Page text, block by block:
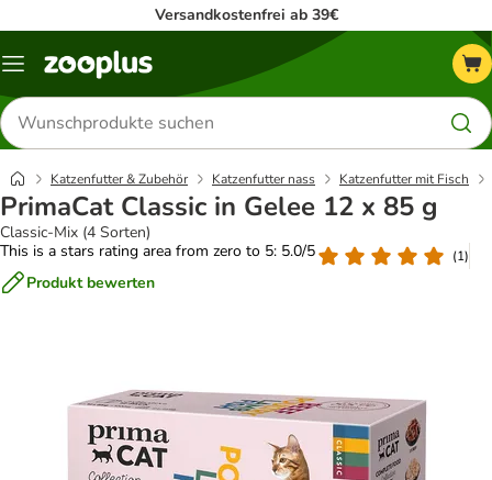
Versandkostenfrei ab 39€
Menü
Produkte
suchen
Katzenfutter & Zubehör Katzenfutter nass Katzenfutter mit Fisch
PrimaCat Classic in Gelee 12 x 85 g
Classic-Mix (4 Sorten)
This is a stars rating area from zero to 5: 5.0/5
(1)
Produkt bewerten